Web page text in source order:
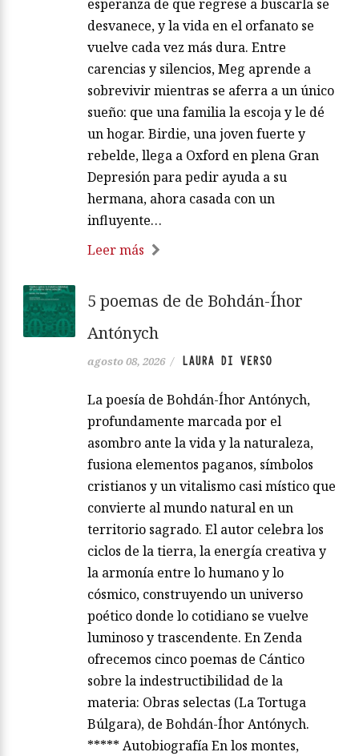
esperanza de que regrese a buscarla se
desvanece, y la vida en el orfanato se
vuelve cada vez más dura. Entre
carencias y silencios, Meg aprende a
sobrevivir mientras se aferra a un único
sueño: que una familia la escoja y le dé
un hogar. Birdie, una joven fuerte y
rebelde, llega a Oxford en plena Gran
Depresión para pedir ayuda a su
hermana, ahora casada con un
influyente…
Leer más
5 poemas de de Bohdán-Íhor
Antónych
agosto 08, 2026 / LAURA DI VERSO
La poesía de Bohdán-Íhor Antónych,
profundamente marcada por el
asombro ante la vida y la naturaleza,
fusiona elementos paganos, símbolos
cristianos y un vitalismo casi místico que
convierte al mundo natural en un
territorio sagrado. El autor celebra los
ciclos de la tierra, la energía creativa y
la armonía entre lo humano y lo
cósmico, construyendo un universo
poético donde lo cotidiano se vuelve
luminoso y trascendente. En Zenda
ofrecemos cinco poemas de Cántico
sobre la indestructibilidad de la
materia: Obras selectas (La Tortuga
Búlgara), de Bohdán-Íhor Antónych.
***** Autobiografía En los montes,